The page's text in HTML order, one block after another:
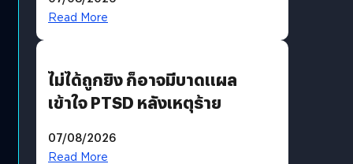
Read More
ไม่ได้ถูกยิง ก็อาจมีบาดแผล
เข้าใจ PTSD หลังเหตุร้าย
07/08/2026
Read More